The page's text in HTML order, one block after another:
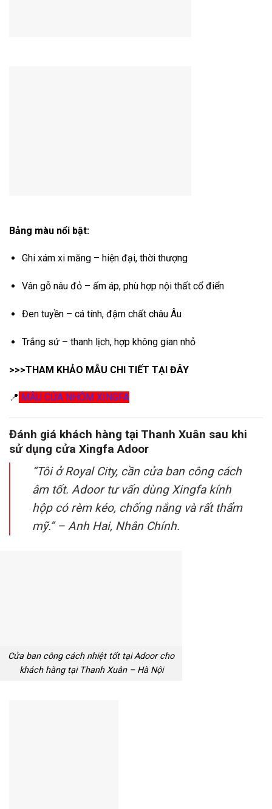
Bảng màu nổi bật:
Ghi xám xi măng – hiện đại, thời thượng
Vân gỗ nâu đỏ – ấm áp, phù hợp nội thất cổ điển
Đen tuyền – cá tính, đậm chất châu Âu
Trắng sứ – thanh lịch, hợp không gian nhỏ
>>>THAM KHẢO MẪU CHI TIẾT TẠI ĐÂY
📍 MẪU CỬA NHÔM XINGFA
Đánh giá khách hàng tại Thanh Xuân sau khi
sử dụng cửa Xingfa Adoor
“Tôi ở Royal City, cần cửa ban công cách
âm tốt. Adoor tư vấn dùng Xingfa kính
hộp có rèm kéo, chống nắng và rất thẩm
mỹ.” – Anh Hai, Nhân Chính.
Cửa ban công cách nhiệt tốt tại Adoor cho
khách hàng tại Thanh Xuân – Hà Nội